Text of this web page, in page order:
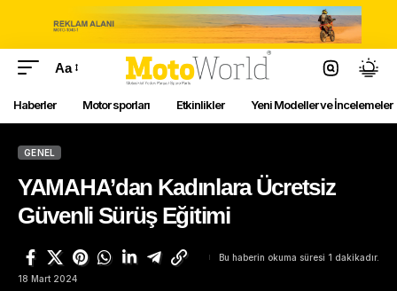
Aa
Haberler Motor sporları Etkinlikler Yeni Modeller ve İncelemeler
GENEL
YAMAHA’dan Kadınlara Ücretsiz
Güvenli Sürüş Eğitimi
18 Mart 2024
Bu haberin okuma süresi 1 dakikadır.